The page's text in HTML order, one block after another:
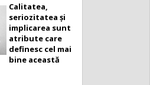
Calitatea,
seriozitatea și
implicarea sunt
atribute care
definesc cel mai
bine această